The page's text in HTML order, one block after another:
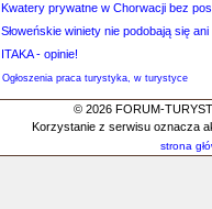
Kwatery prywatne w Chorwacji bez
Słoweńskie winiety nie podobają się
ITAKA - opinie!
Ogłoszenia praca turystyka, w turystyce
© 2026 FORUM-
Korzystanie z serwisu oznacza
strona